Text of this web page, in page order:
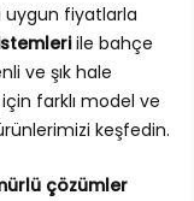
uygun fiyatlarla
ile bahçe
ve şık hale
farklı model ve
keşfedin.
çözümler